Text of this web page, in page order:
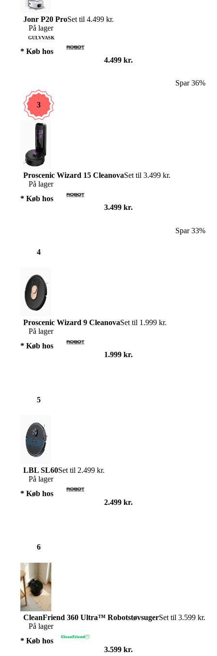
Jonr P20 ProSet til 4.499 kr.
På lager
GULVVASK
* Køb hos
4.499 kr.
Spar 36%
3
Proscenic Wizard 15 CleanovaSet til 3.499 kr.
På lager
* Køb hos
3.499 kr.
Spar 33%
4
Proscenic Wizard 9 CleanovaSet til 1.999 kr.
På lager
* Køb hos
1.999 kr.
5
LBL SL60Set til 2.499 kr.
På lager
* Køb hos
2.499 kr.
6
CleanFriend 360 Ultra™ RobotstøvsugerSet til 3.599 kr.
På lager
* Køb hos
3.599 kr.